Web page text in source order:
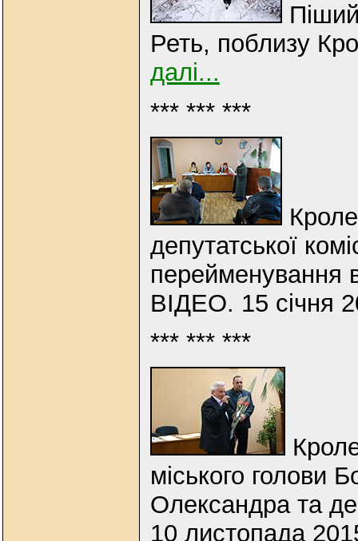
Реть, поблизу
далі...
*** *** ***
депутатської
перейменування
ВІДЕО. 15 січня
*** *** ***
міського голови
Олександра та
10 листопада